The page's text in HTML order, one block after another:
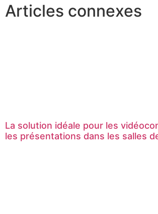
Articles connexes
La solution idéale pour les
les présentations dans les salles